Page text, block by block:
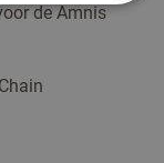
de Amnis